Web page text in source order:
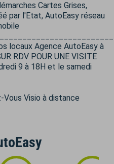
Cartes Grises,
par l'Etat, AutoEasy réseau
locaux Agence AutoEasy à
RDV POUR UNE VISITE
9 à 18H et le samedi
Vous Visio à distance